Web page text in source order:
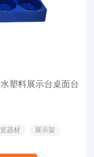
塑料展示台桌面台
器材
展示架